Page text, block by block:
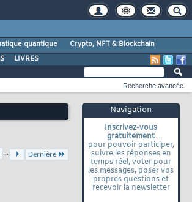
quantique
Crypto, NFT & Blockchain
LIVRES
Recherche avancée
Navigation
Inscrivez-vous
gratuitement
pour pouvoir participer,
suivre les réponses en
temps réel, voter pour
les messages, poser vos
propres questions et
recevoir la newsletter
... Dernière